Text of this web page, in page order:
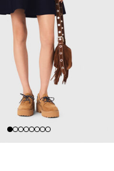
12345678